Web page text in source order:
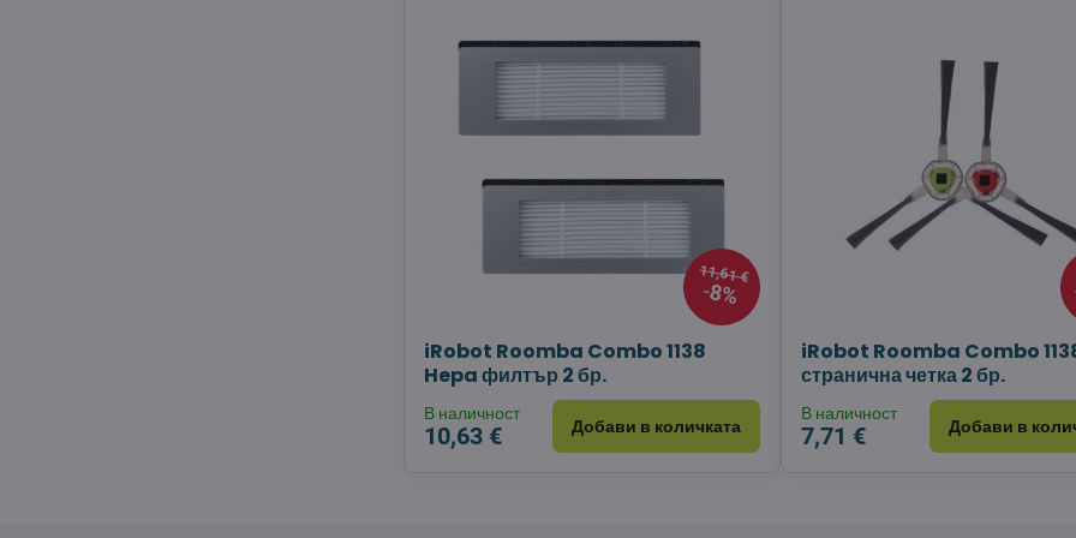
11,61 €
8%
iRobot Roomba Combo 1138
Hepa филтър 2 бр.
В наличност
10,63 € Добави в количката
iRobot Roomba Combo
странична четка 2 бр.
В наличност
7,71 € Добави в